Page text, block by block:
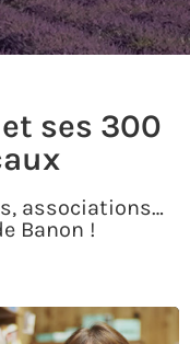
ses 300
associations…
Banon !